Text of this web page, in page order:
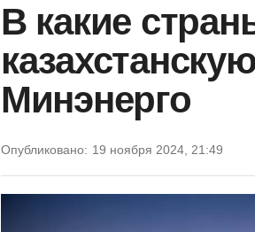
В какие
Минэнерго
Опубликовано: 19 ноября 2024, 21:49